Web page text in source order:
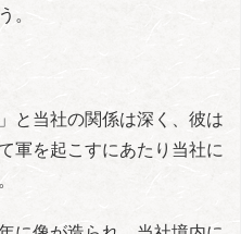
。
」と当社の関係は深く、彼は
軍を起こすにあたり当社に